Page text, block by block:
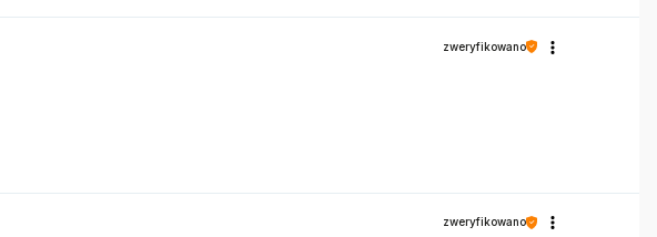
zweryfikowano
zweryfikowano